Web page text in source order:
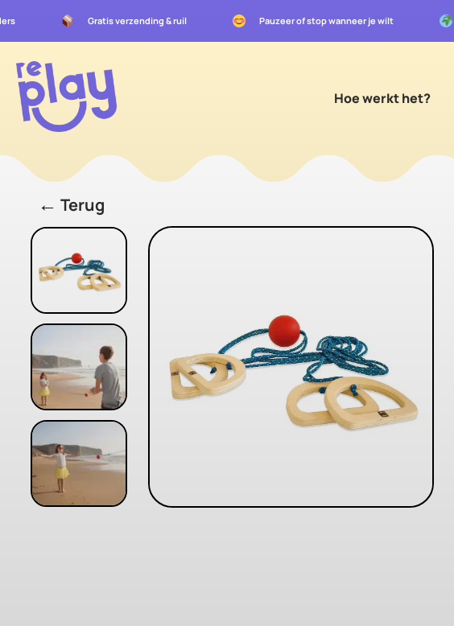
Gratis verzending & ruil Pauzeer of stop wanneer je wilt
Hoe werkt het?
← Terug